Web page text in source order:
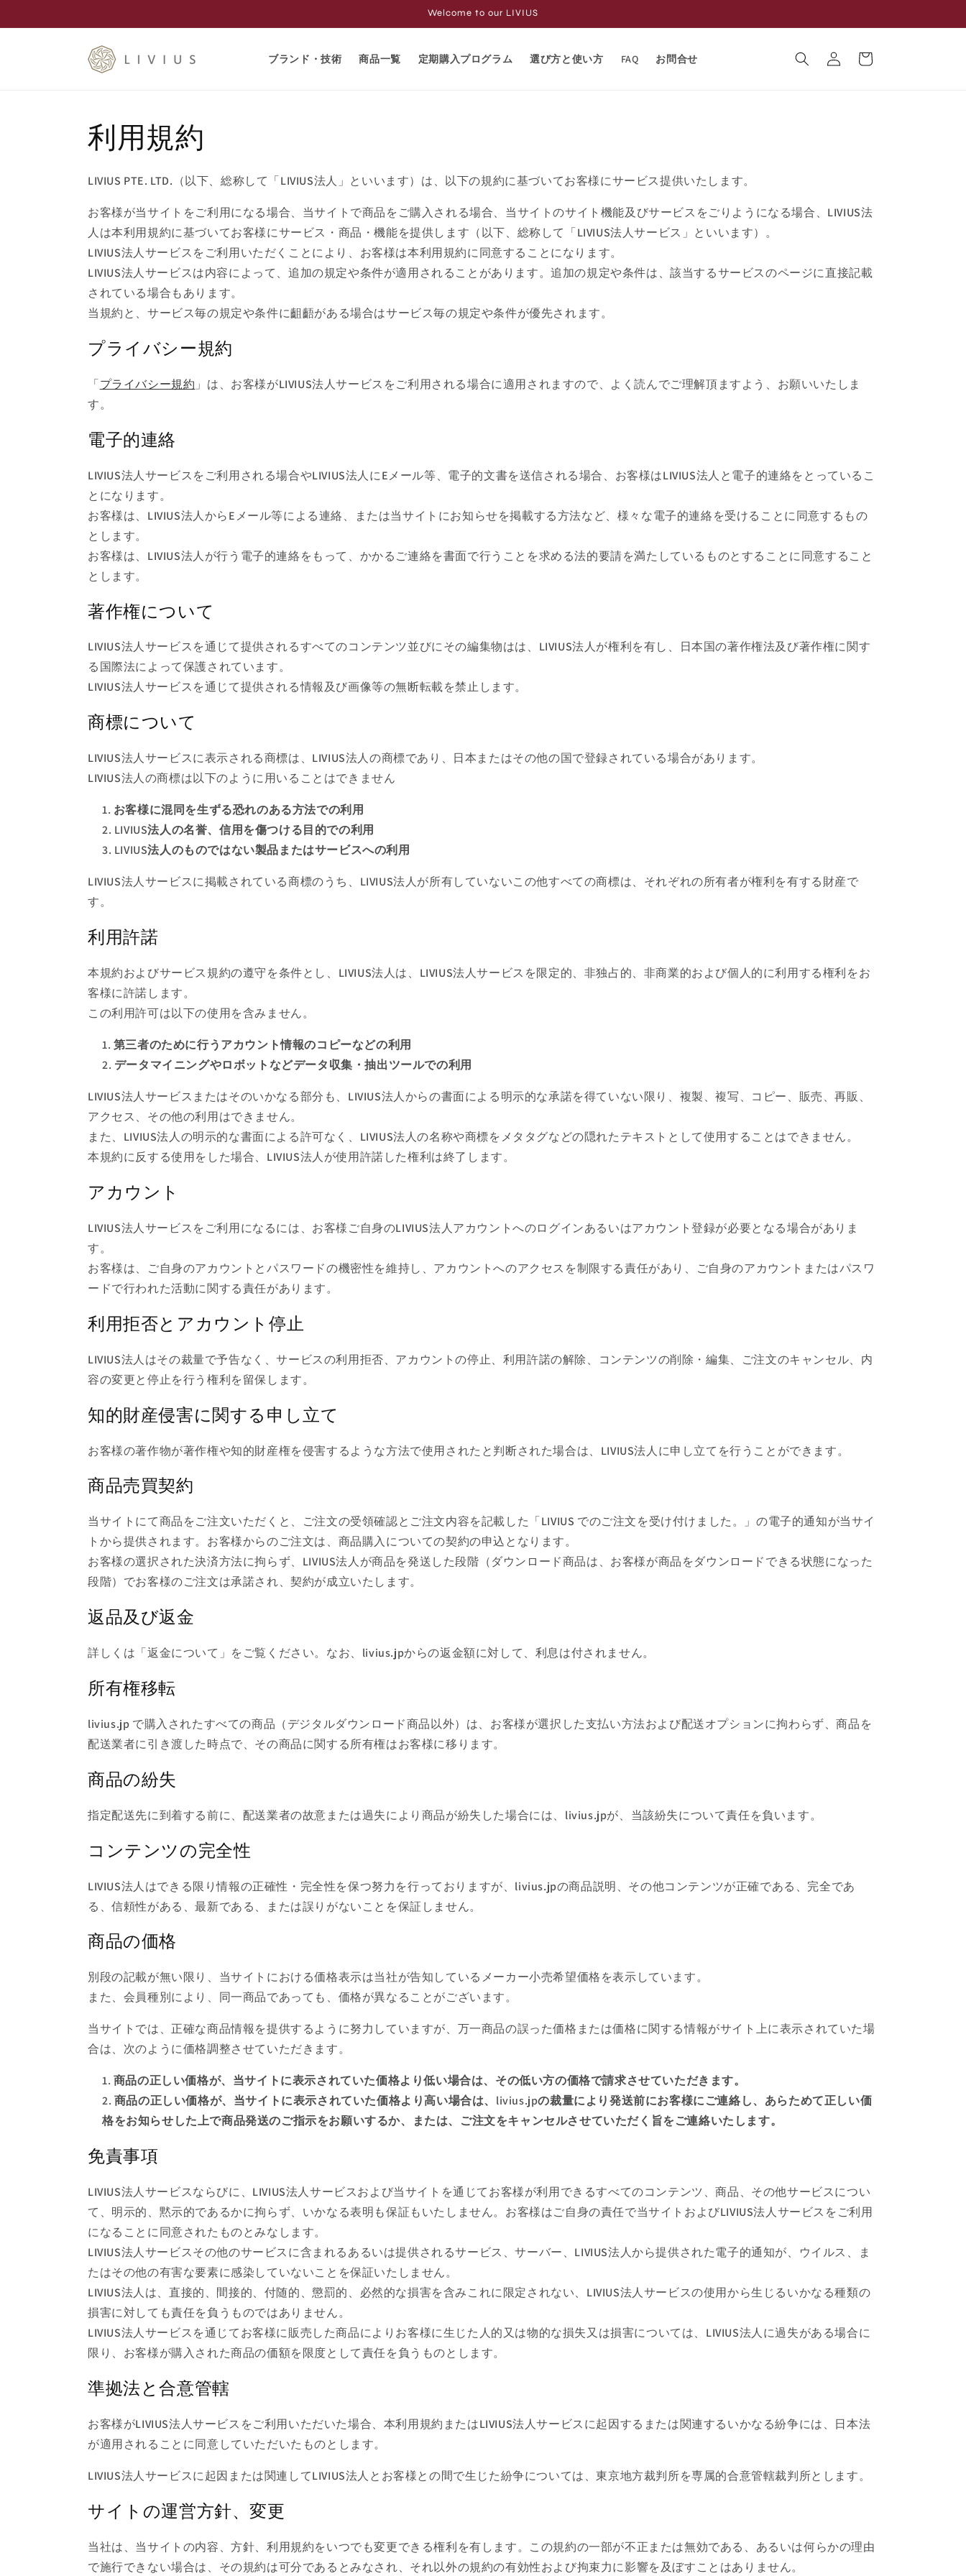
進む
Welcome to our LIVIUS
ブランド・技術 商品一覧 定期購入プログラム 選び方と使い方 FAQ お問合せ
ロ
グ
イ
ー
利用規約
LIVIUS PTE. LTD.（以下、総称して「LIVIUS法人」といいます）は、以下の規約に基づいてお客様にサービス提供いたします。
お客様が当サイトをご利用になる場合、当サイトで商品をご購入される場合、当サイトのサイト機能及びサービスをごりようになる場合、LIVIUS法
人は本利用規約に基づいてお客様にサービス・商品・機能を提供します（以下、総称して「LIVIUS法人サービス」といいます）。
LIVIUS法人サービスをご利用いただくことにより、お客様は本利用規約に同意することになります。
LIVIUS法人サービスは内容によって、追加の規定や条件が適用されることがあります。追加の規定や条件は、該当するサービスのページに直接記載
されている場合もあります。
当規約と、サービス毎の規定や条件に齟齬がある場合はサービス毎の規定や条件が優先されます。
プライバシー規約
「プライバシー規約 」は、お客様がLIVIUS法人サービスをご利用される場合に適用されますので、よく読んでご理解頂ますよう、お願いいたしま
す。
電子的連絡
LIVIUS法人サービスをご利用される場合やLIVIUS法人にEメール等、電子的文書を送信される場合、お客様はLIVIUS法人と電子的連絡をとっているこ
とになります。
お客様は、LIVIUS法人からEメール等による連絡、または当サイトにお知らせを掲載する方法など、様々な電子的連絡を受けることに同意するもの
とします。
お客様は、LIVIUS法人が行う電子的連絡をもって、かかるご連絡を書面で行うことを求める法的要請を満たしているものとすることに同意すること
とします。
著作権について
LIVIUS法人サービスを通じて提供されるすべてのコンテンツ並びにその編集物はは、LIVIUS法人が権利を有し、日本国の著作権法及び著作権に関す
る国際法によって保護されています。
LIVIUS法人サービスを通じて提供される情報及び画像等の無断転載を禁止します。
商標について
LIVIUS法人サービスに表示される商標は、LIVIUS法人の商標であり、日本またはその他の国で登録されている場合があります。
LIVIUS法人の商標は以下のように用いることはできません
お客様に混同を生ずる恐れのある方法での利用
LIVIUS法人の名誉、信用を傷つける目的での利用
LIVIUS法人のものではない製品またはサービスへの利用
LIVIUS法人サービスに掲載されている商標のうち、LIVIUS法人が所有していないこの他すべての商標は、それぞれの所有者が権利を有する財産で
す。
利用許諾
本規約およびサービス規約の遵守を条件とし、LIVIUS法人は、LIVIUS法人サービスを限定的、非独占的、非商業的および個人的に利用する権利をお
客様に許諾します。
この利用許可は以下の使用を含みません。
第三者のために行うアカウント情報のコピーなどの利用
データマイニングやロボットなどデータ収集・抽出ツールでの利用
LIVIUS法人サービスまたはそのいかなる部分も、LIVIUS法人からの書面による明示的な承諾を得ていない限り、複製、複写、コピー、販売、再販、
アクセス、その他の利用はできません。
また、LIVIUS法人の明示的な書面による許可なく、LIVIUS法人の名称や商標をメタタグなどの隠れたテキストとして使用することはできません。
本規約に反する使用をした場合、LIVIUS法人が使用許諾した権利は終了します。
アカウント
LIVIUS法人サービスをご利用になるには、お客様ご自身のLIVIUS法人アカウントへのログインあるいはアカウント登録が必要となる場合がありま
す。
お客様は、ご自身のアカウントとパスワードの機密性を維持し、アカウントへのアクセスを制限する責任があり、ご自身のアカウントまたはパスワ
ードで行われた活動に関する責任があります。
利用拒否とアカウント停止
LIVIUS法人はその裁量で予告なく、サービスの利用拒否、アカウントの停止、利用許諾の解除、コンテンツの削除・編集、ご注文のキャンセル、内
容の変更と停止を行う権利を留保します。
知的財産侵害に関する申し立て
お客様の著作物が著作権や知的財産権を侵害するような方法で使用されたと判断された場合は、LIVIUS法人に申し立てを行うことができます。
商品売買契約
当サイトにて商品をご注文いただくと、ご注文の受領確認とご注文内容を記載した「LIVIUS でのご注文を受け付けました。」の電子的通知が当サイ
トから提供されます。お客様からのご注文は、商品購入についての契約の申込となります。
お客様の選択された決済方法に拘らず、LIVIUS法人が商品を発送した段階（ダウンロード商品は、お客様が商品をダウンロードできる状態になった
段階）でお客様のご注文は承諾され、契約が成立いたします。
返品及び返金
詳しくは「返金について」をご覧ください。なお、livius.jpからの返金額に対して、利息は付されません。
所有権移転
livius.jp で購入されたすべての商品（デジタルダウンロード商品以外）は、お客様が選択した支払い方法および配送オプションに拘わらず、商品を
配送業者に引き渡した時点で、その商品に関する所有権はお客様に移ります。
商品の紛失
指定配送先に到着する前に、配送業者の故意または過失により商品が紛失した場合には、livius.jpが、当該紛失について責任を負います。
コンテンツの完全性
LIVIUS法人はできる限り情報の正確性・完全性を保つ努力を行っておりますが、livius.jpの商品説明、その他コンテンツが正確である、完全であ
る、信頼性がある、最新である、または誤りがないことを保証しません。
商品の価格
別段の記載が無い限り、当サイトにおける価格表示は当社が告知しているメーカー小売希望価格を表示しています。
また、会員種別により、同一商品であっても、価格が異なることがございます。
当サイトでは、正確な商品情報を提供するように努力していますが、万一商品の誤った価格または価格に関する情報がサイト上に表示されていた場
合は、次のように価格調整させていただきます。
商品の正しい価格が、当サイトに表示されていた価格より低い場合は、その低い方の価格で請求させていただきます。
商品の正しい価格が、当サイトに表示されていた価格より高い場合は、livius.jpの裁量により発送前にお客様にご連絡し、あらためて正しい価
格をお知らせした上で商品発送のご指示をお願いするか、または、ご注文をキャンセルさせていただく旨をご連絡いたします。
免責事項
LIVIUS法人サービスならびに、LIVIUS法人サービスおよび当サイトを通じてお客様が利用できるすべてのコンテンツ、商品、その他サービスについ
て、明示的、黙示的であるかに拘らず、いかなる表明も保証もいたしません。お客様はご自身の責任で当サイトおよびLIVIUS法人サービスをご利用
になることに同意されたものとみなします。
LIVIUS法人サービスその他のサービスに含まれるあるいは提供されるサービス、サーバー、LIVIUS法人から提供された電子的通知が、ウイルス、ま
たはその他の有害な要素に感染していないことを保証いたしません。
LIVIUS法人は、直接的、間接的、付随的、懲罰的、必然的な損害を含みこれに限定されない、LIVIUS法人サービスの使用から生じるいかなる種類の
損害に対しても責任を負うものではありません。
LIVIUS法人サービスを通じてお客様に販売した商品によりお客様に生じた人的又は物的な損失又は損害については、LIVIUS法人に過失がある場合に
限り、お客様が購入された商品の価額を限度として責任を負うものとします。
準拠法と合意管轄
お客様がLIVIUS法人サービスをご利用いただいた場合、本利用規約またはLIVIUS法人サービスに起因するまたは関連するいかなる紛争には、日本法
が適用されることに同意していただいたものとします。
LIVIUS法人サービスに起因または関連してLIVIUS法人とお客様との間で生じた紛争については、東京地方裁判所を専属的合意管轄裁判所とします。
サイトの運営方針、変更
当社は、当サイトの内容、方針、利用規約をいつでも変更できる権利を有します。この規約の一部が不正または無効である、あるいは何らかの理由
で施行できない場合は、その規約は可分であるとみなされ、それ以外の規約の有効性および拘束力に影響を及ぼすことはありません。